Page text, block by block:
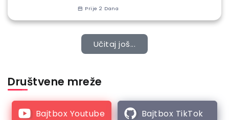
Prije 2 Dana
Učitaj još...
Društvene mreže
Bajtbox Youtube Bajtbox TikTok